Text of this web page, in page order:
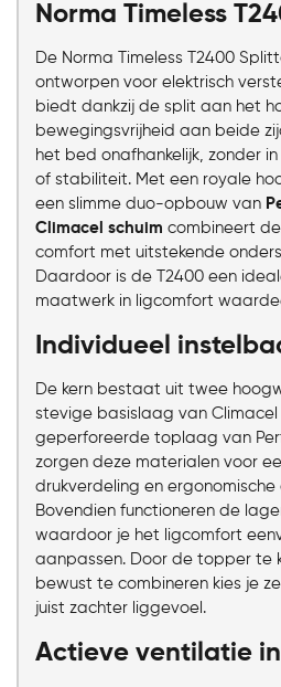
Chat voor advies
Norma Timeless
De Norma Timeless T2400
ontworpen voor elektrisch
biedt dankzij de split aan het
bewegingsvrijheid aan beide
het bed onafhankelijk, zonder
of stabiliteit. Met een royale
een slimme duo-opbouw van
Climacel schuim combineert
comfort met uitstekende
Daardoor is de T2400 een
maatwerk in ligcomfort
Individueel
De kern bestaat uit twee
stevige basislaag van Climacel
geperforeerde toplaag van
zorgen deze materialen voor
drukverdeling en ergonomische
Bovendien functioneren de
waardoor je het ligcomfort
aanpassen. Door de topper te
bewust te combineren kies je
juist zachter liggevoel.
Actieve ventilatie